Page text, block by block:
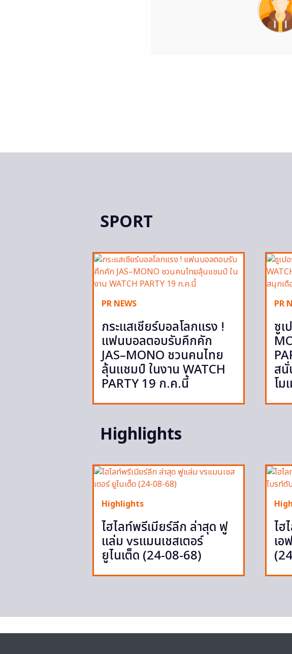
SPORT
PR NEWS
กระแสเชียร์บอลโลกแรง !
แฟนบอลตอบรับคึกคัก
JAS–MONO ชวนคนไทย
ลุ้นแชมป์ ในงาน WATCH
PARTY 19 ก.ค.นี้
PR
ซูเ
สนั่
โม
Highlights
Highlights
ไฮไลท์พรีเมียร์ลีก ล่าสุด ฟู
แล่ม vsแมนเชสเตอร์
ยูไนเต็ด (24-08-68)
ไฮ
เอ